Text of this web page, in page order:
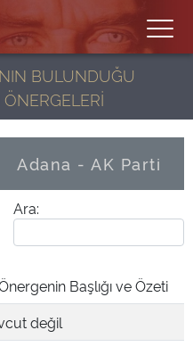
BULUNDUĞU
Adana - AK Parti
Ara:
Başlığı ve Özeti
değil